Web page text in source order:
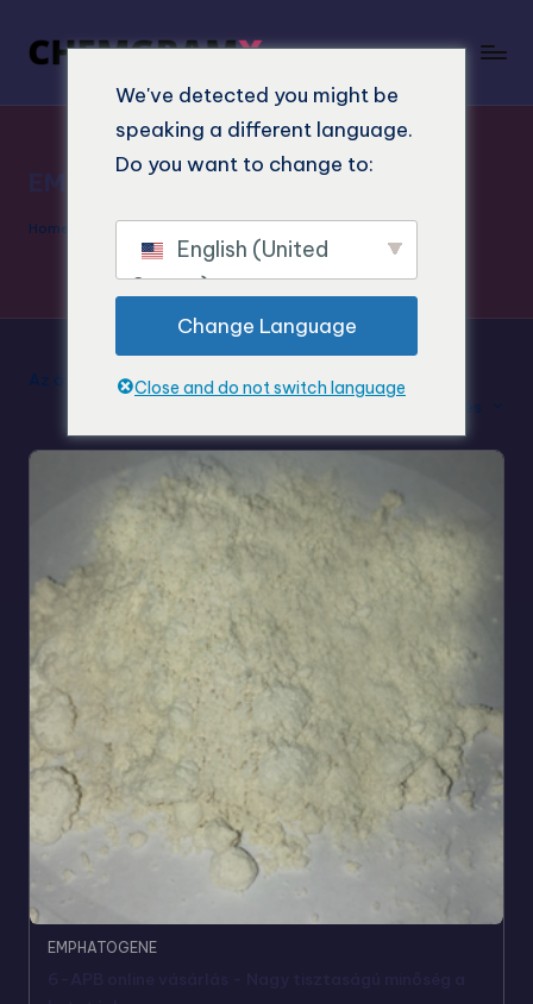
EMPHATOGENE
Home
Az összes 5 eredmény megjelenítése
Alapértelmezett rendezés
EMPHATOGENE
We've detected you might be
speaking a different language.
Do you want to change to:
English (United
States)
Change Language
Close and do not switch language